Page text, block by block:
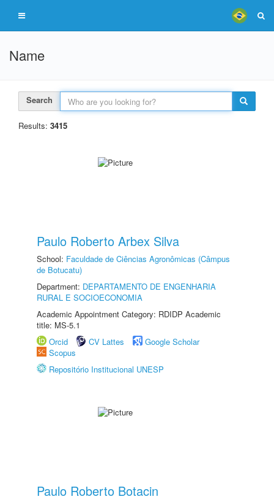
Name
Search
Results: 3415
Paulo Roberto Arbex Silva
School: Faculdade de Ciências Agronômicas (Câmpus
de Botucatu)
Department: DEPARTAMENTO DE ENGENHARIA
RURAL E SOCIOECONOMIA
Academic Appointment Category: RDIDP Academic
title: MS-5.1
Orcid
CV Lattes
Google Scholar
Scopus
Repositório Institucional UNESP
Paulo Roberto Botacin